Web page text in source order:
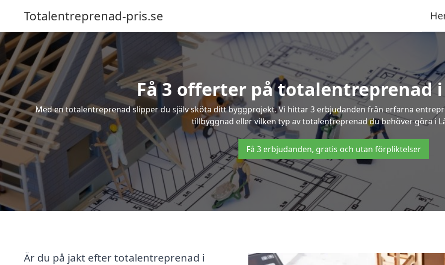
Totalentreprenad-pris.se
Få 3 offerter på totalentreprenad
Med en totalentreprenad slipper du själv sköta ditt byggprojekt. Vi hittar 3 erbjudanden från erfarna
tillbyggnad eller vilken typ av totalentreprenad du behöver göra i
Få 3 erbjudanden, gratis och utan förpliktelser
Är du på jakt efter totalentreprenad i